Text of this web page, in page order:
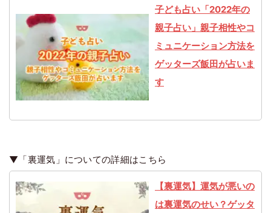
子ども占い「2022年の
親子占い」親子相性やコ
ミュニケーション方法を
ゲッターズ飯田が占いま
す
▼「裏運気」についての詳細はこちら
【裏運気】運気が悪いの
は裏運気のせい？ゲッタ